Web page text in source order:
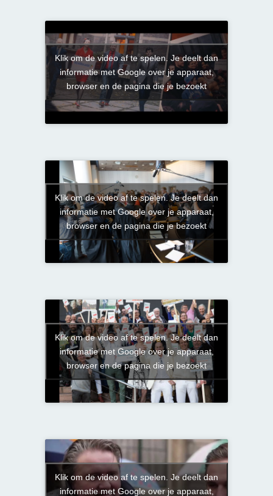
Klik om de video af te spelen. Je deelt dan
informatie met Google over je apparaat,
browser en de pagina die je bezoekt
Klik om de video af te spelen. Je deelt dan
informatie met Google over je apparaat,
browser en de pagina die je bezoekt
Klik om de video af te spelen. Je deelt dan
informatie met Google over je apparaat,
browser en de pagina die je bezoekt
Klik om de video af te spelen. Je deelt dan
informatie met Google over je apparaat,